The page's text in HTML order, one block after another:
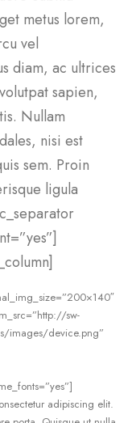
metus lorem,
vel
diam, ac ultrices
sapien,
Nullam
nisi est
sem. Proin
ligula
sw-
images/device.png”
adipiscing elit.